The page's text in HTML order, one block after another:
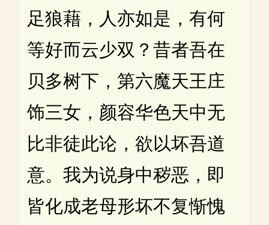
足狼藉，人亦如是，有何
等好而云少双？昔者吾在
贝多树下，第六魔天王庄
饰三女，颜容华色天中无
比非徒此论，欲以坏吾道
意。我为说身中秽恶，即
皆化成老母形坏不复惭愧